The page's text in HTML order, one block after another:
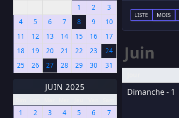
1 2
3
4
5 6 7 8 9
10
11
12 13 14 15 16
17
18
19 20 21 22 23
24
25
26 27 28 29 30 31
JUIN 2025
1 2 3 4 5 6
7
LISTE MOIS
Juin
Dimanche - 1